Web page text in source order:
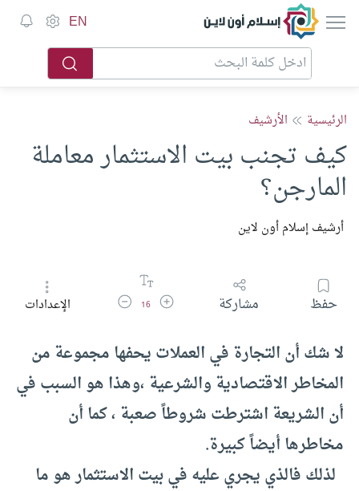
إسلام أون لاين EN
الرئيسية الأرشيف
كيف تجنب بيت الاستثمار معاملة
المارجن؟
أرشيف إسلام أون لاين
حفظ مشاركة زيادة حجم الخط
16 تقليل حجم الخطالإعدادات
لا شك أن التجارة في العملات يحفها مجموعة من
المخاطر الاقتصادية والشرعية ،وهذا هو السبب في
أن الشريعة اشترطت شروطاً صعبة ، كما أن
مخاطرها أيضاً كبيرة.
لذلك فالذي يجري عليه في بيت الاستثمار هو ما